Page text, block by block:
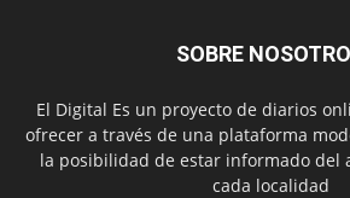
SOBRE
El Digital Es un proyecto de diarios
ofrecer a través de una plataforma
la posibilidad de estar informado del
cada localidad